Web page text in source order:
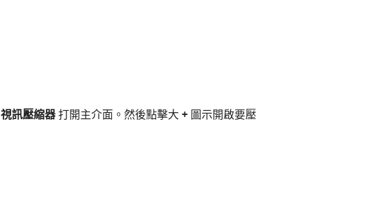
視訊壓縮器打開主介面。然後點擊大 + 圖示開啟要壓